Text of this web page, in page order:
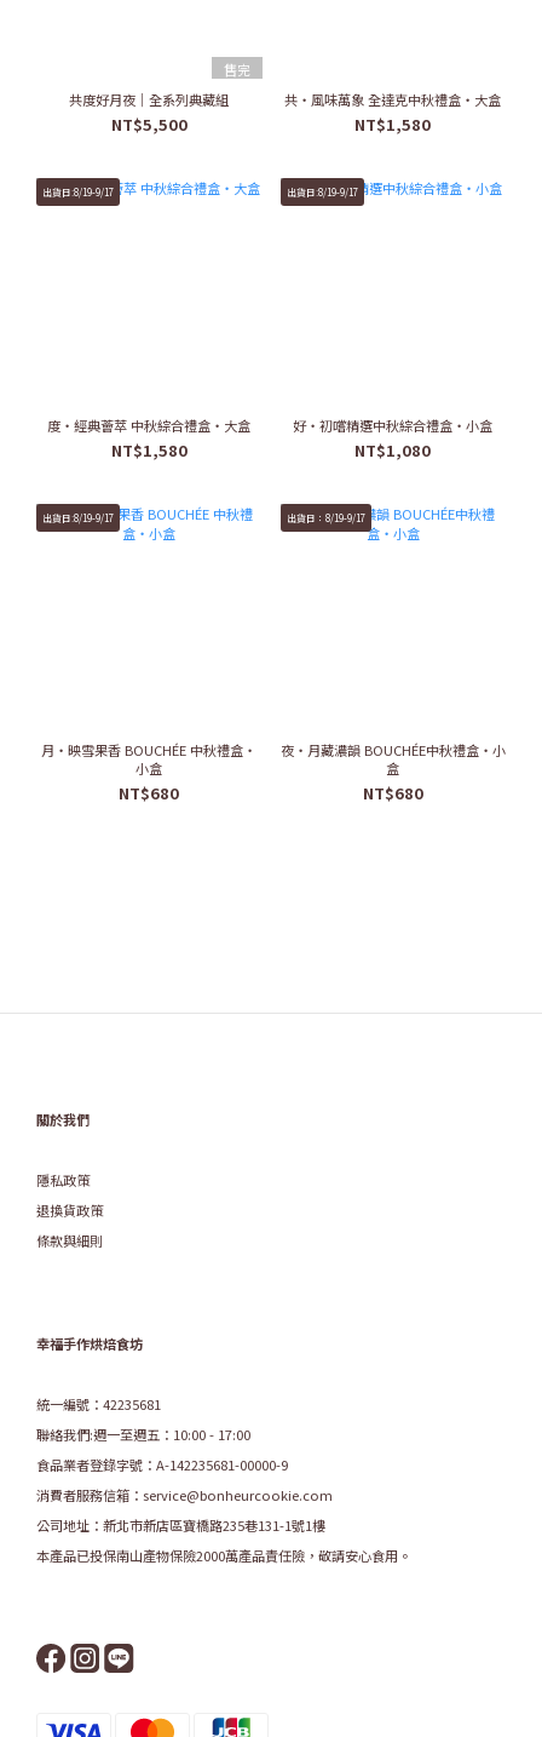
售完
共度好月夜｜全系列典藏組
NT$5,500
共・風味萬象 全達克中秋禮盒・大盒
NT$1,580
出貨日:8/19-9/17
度・經典薈萃 中秋綜合禮盒・大盒
NT$1,580
出貨日:8/19-9/17
好・初嚐精選中秋綜合禮盒・小盒
NT$1,080
出貨日:8/19-9/17
月・映雪果香 BOUCHÉE 中秋禮盒・
小盒
NT$680
出貨日：8/19-9/17
夜・月藏濃韻 BOUCHÉE中秋禮盒・小
盒
NT$680
關於我們
隱私政策
退換貨政策
條款與細則
幸福手作烘焙食坊
統一編號：42235681
聯絡我們:週一至週五：10:00 - 17:00
食品業者登錄字號：A-142235681-00000-9
消費者服務信箱：service@bonheurcookie.com
公司地址：新北市新店區寶橋路235巷131-1號1樓
本產品已投保南山產物保險2000萬產品責任險，敬請安心食用。